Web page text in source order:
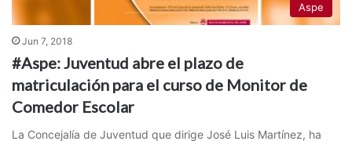
Aspe
Jun 7, 2018
#Aspe: Juventud abre el plazo de
matriculación para el curso de Monitor de
Comedor Escolar
La Concejalía de Juventud que dirige José Luis Martínez, ha